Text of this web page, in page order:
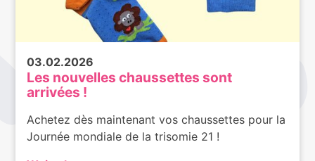
03.02.2026
Les nouvelles chaussettes sont
arrivées !
Achetez dès maintenant vos chaussettes pour la
Journée mondiale de la trisomie 21 !